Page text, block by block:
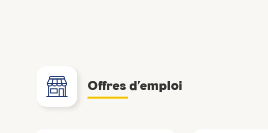
Offres d’emploi